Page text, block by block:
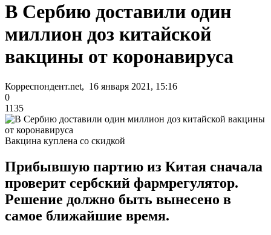
В Сербию доставили один
миллион доз китайской
вакцины от коронавируса
Корреспондент.net, 16 января 2021, 15:16
0
1135
Вакцина куплена со скидкой
Прибывшую партию из Китая сначала
проверит сербский фармрегулятор.
Решение должно быть вынесено в
самое ближайшие время.